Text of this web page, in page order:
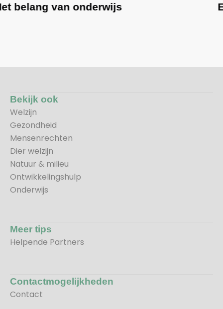
Elk kind heeft recht op onderwijs
Bekijk ook
Welzijn
Gezondheid
Mensenrechten
Dier welzijn
Natuur & milieu
Ontwikkelingshulp
Onderwijs
Meer tips
Helpende Partners
Contactmogelijkheden
Contact